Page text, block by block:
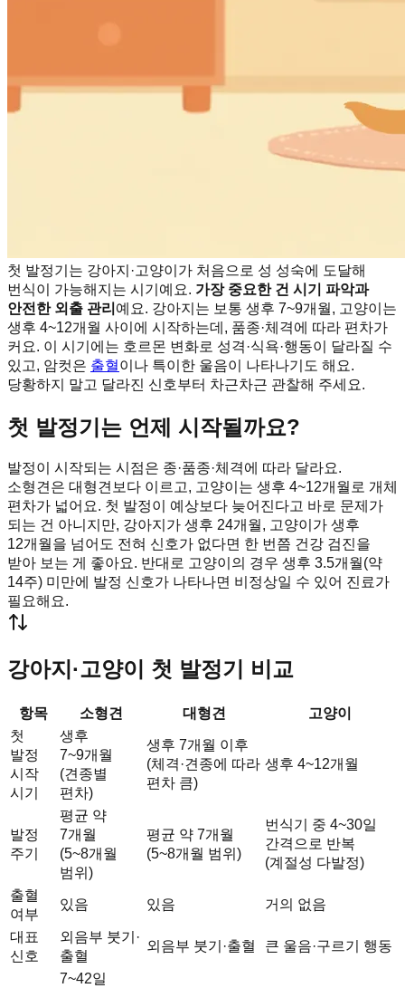
첫 발정기는 강아지·고양이가 처음으로 성 성숙에 도달해
번식이 가능해지는 시기예요. 가장 중요한 건 시기 파악과
안전한 외출 관리 예요. 강아지는 보통 생후 7~9개월, 고양이는
생후 4~12개월 사이에 시작하는데, 품종·체격에 따라 편차가
커요. 이 시기에는 호르몬 변화로 성격·식욕·행동이 달라질 수
있고, 암컷은 출혈이나 특이한 울음이 나타나기도 해요.
당황하지 말고 달라진 신호부터 차근차근 관찰해 주세요.
첫 발정기는 언제 시작될까요?
발정이 시작되는 시점은 종·품종·체격에 따라 달라요.
소형견은 대형견보다 이르고, 고양이는 생후 4~12개월로 개체
편차가 넓어요. 첫 발정이 예상보다 늦어진다고 바로 문제가
되는 건 아니지만, 강아지가 생후 24개월, 고양이가 생후
12개월을 넘어도 전혀 신호가 없다면 한 번쯤 건강 검진을
받아 보는 게 좋아요. 반대로 고양이의 경우 생후 3.5개월(약
14주) 미만에 발정 신호가 나타나면 비정상일 수 있어 진료가
필요해요.
강아지·고양이 첫 발정기 비교
항목 소형견 대형견
고양이
첫
발정
시작
시기
생후
7~9개월
(견종별
편차)
생후 7개월 이후
(체격·견종에 따라
편차 큼)
생후 4~12개월
발정
주기
평균 약
7개월
(5~8개월
범위)
평균 약 7개월
(5~8개월 범위)
번식기 중 4~30일
간격으로 반복
(계절성 다발정)
출혈
여부
있음 있음 거의 없음
대표
신호
외음부 붓기·
출혈
외음부 붓기·출혈 큰 울음·구르기 행동
7~42일